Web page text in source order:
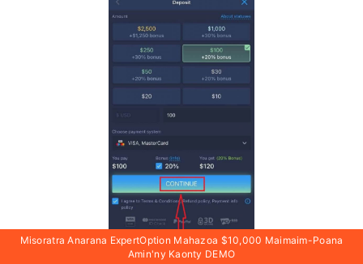
Misoratra Anarana ExpertOption Mahazoa $10,000 Maimaim-Poana
Amin'ny Kaonty DEMO